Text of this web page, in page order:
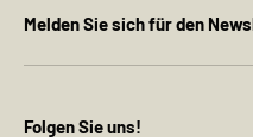
Melden Sie sich für den
Folgen Sie uns!